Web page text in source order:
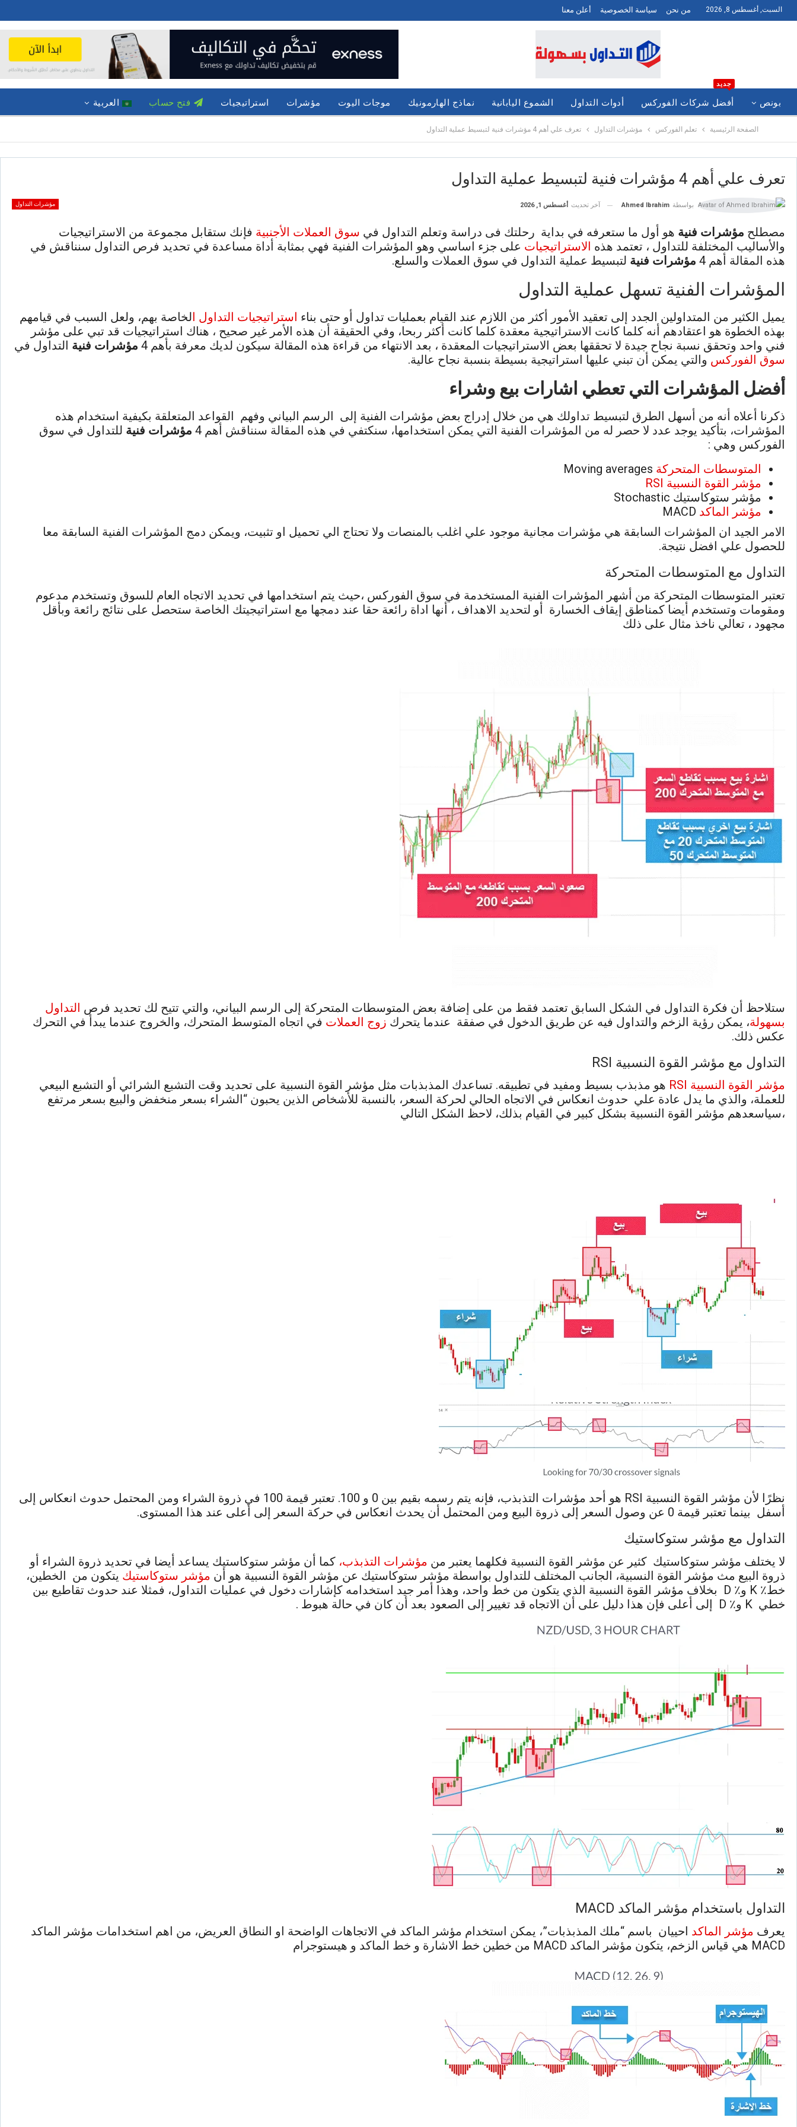
السبت, أغسطس 8, 2026 من نحن سياسة الخصوصية أعلن معنا
بونص أفضل شركات الفوركس
جديد
أدوات التداول الشموع اليابانية نماذج الهارمونيك موجات اليوت مؤشرات استراتيجيات فتح حساب العربية
الصفحة الرئيسية تعلم الفوركس مؤشرات التداول تعرف علي أهم 4 مؤشرات فنية لتبسيط عملية التداول
تعرف علي أهم 4 مؤشرات فنية لتبسيط عملية التداول
مؤشرات التداول بواسطة Ahmed Ibrahim آخر تحديث أغسطس 1, 2026
مصطلح مؤشرات فنية هو أول ما ستعرفه في بداية رحلتك فى دراسة وتعلم التداول في سوق العملات الأجنبية فإنك ستقابل مجموعة من الاستراتيجيات
والأساليب المختلفة للتداول ، تعتمد هذه الاستراتيجيات على جزء اساسي وهو المؤشرات الفنية فهي بمثابة أداة مساعدة في تحديد فرص التداول سنناقش في
هذه المقالة أهم 4
مؤشرات فنية لتبسيط عملية التداول في سوق العملات والسلع.
المؤشرات الفنية تسهل عملية التداول
يميل الكثير من المتداولين الجدد إلى تعقيد الأمور أكثر من اللازم عند القيام بعمليات تداول أو حتى بناء استراتيجيات التداول الخاصة بهم، ولعل السبب في قيامهم
بهذه الخطوة هو اعتقادهم أنه كلما كانت الاستراتيجية معقدة كلما كانت أكثر ربحا، وفي الحقيقة أن هذه الأمر غير صحيح ، هناك استراتيجيات قد تبي على مؤشر
فني واحد وتحقق نسبة نجاح جيدة لا تحققها بعض الاستراتيجيات المعقدة ، بعد الانتهاء من قراءة هذه المقالة سيكون لديك معرفة بأهم 4
مؤشرات فنية التداول في
سوق الفوركس والتي يمكن أن تبني عليها استراتيجية بسيطة بنسبة نجاح عالية.
أفضل المؤشرات التي تعطي اشارات بيع وشراء
ذكرنا أعلاه أنه من أسهل الطرق لتبسيط تداولك هي من خلال إدراج بعض مؤشرات الفنية إلى الرسم البياني وفهم القواعد المتعلقة بكيفية استخدام هذه
المؤشرات، بتأكيد يوجد عدد لا حصر له من المؤشرات الفنية التي يمكن استخدامها، سنكتفي في هذه المقالة سنناقش أهم 4
مؤشرات فنية للتداول في سوق
الفوركس وهي :
المتوسطات المتحركة
مؤشر القوة النسبية RSI
مؤشر ستوكاستيك Stochastic
مؤشر الماكد
الامر الجيد ان المؤشرات السابقة هي مؤشرات مجانية موجود علي اغلب بالمنصات ولا تحتاج الي تحميل او تثبيت، ويمكن دمج المؤشرات الفنية السابقة معا
للحصول علي افضل نتيجة.
التداول مع المتوسطات المتحركة
تعتبر المتوسطات المتحركة من أشهر المؤشرات الفنية المستخدمة في سوق الفوركس ،حيث يتم استخدامها في تحديد الاتجاه العام للسوق وتستخدم مدعوم
ومقومات وتستخدم أيضا كمناطق إيقاف الخسارة أو لتحديد الاهداف ، أنها اداة رائعة حقا عند دمجها مع استراتيجيتك الخاصة ستحصل على نتائج رائعة وبأقل
مجهود ، تعالي ناخذ مثال على ذلك
ستلاحظ أن فكرة التداول في الشكل السابق تعتمد فقط من على إضافة بعض المتوسطات المتحركة إلى الرسم البياني، والتي تتيح لك تحديد فرص التداول
بسهولة، يمكن رؤية الزخم والتداول فيه عن طريق الدخول في صفقة عندما يتحرك زوج العملات في اتجاه المتوسط ​​المتحرك، والخروج عندما يبدأ في التحرك
عكس ذلك.
التداول مع مؤشر القوة النسبية RSI
مؤشر القوة النسبية RSI
هو مذبذب بسيط ومفيد في تطبيقه. تساعدك المذبذبات مثل مؤشر القوة النسبية على تحديد وقت التشبع الشرائي أو التشبع البيعي
للعملة، والذي ما يدل عادة علي حدوث انعكاس في الاتجاه الحالي لحركة السعر، بالنسبة للأشخاص الذين يحبون “الشراء بسعر منخفض والبيع بسعر مرتفع
،سياسعدهم مؤشر القوة النسبية بشكل كبير في القيام بذلك، لاحظ الشكل التالي
نظرًا لأن مؤشر القوة النسبية RSI هو أحد مؤشرات التذبذب، فإنه يتم رسمه بقيم بين 0 و 100. تعتبر قيمة 100 في ذروة الشراء ومن المحتمل حدوث انعكاس إلى
أسفل بينما تعتبر قيمة 0 عن وصول السعر إلى ذروة البيع ومن المحتمل أن يحدث انعكاس في حركة السعر إلى أعلى عند هذا المستوى.
التداول مع مؤشر ستوكاستيك
لا يختلف مؤشر ستوكاستيك كثير عن مؤشر القوة النسبية فكلهما يعتبر من مؤشرات التذبذب، كما أن مؤشر ستوكاستيك يساعد أيضا في تحديد ذروة الشراء أو
ذروة البيع مث مؤشر القوة النسبية، الجانب المختلف للتداول بواسطة مؤشر ستوكاستيك عن مؤشر القوة النسبية هو أن مؤشر ستوكاستيك يتكون من الخطين،
خط٪ K و٪ D بخلاف مؤشر القوة النسبية الذي يتكون من خط واحد، وهذا أمر جيد استخدامه كإشارات دخول في عمليات التداول، فمثلا عند حدوث تقاطيع بين
خطي K و٪ D إلى أعلى فإن هذا دليل على أن الاتجاه قد تغيير إلى الصعود بعد أن كان في حالة هبوط .
التداول باستخدام مؤشر الماكد MACD
يعرف مؤشر الماكد احييان باسم “ملك المذبذبات”، يمكن استخدام مؤشر الماكد في الاتجاهات الواضحة او النطاق العريض، من اهم استخدامات مؤشر الماكد
MACD هي قياس الزخم، يتكون مؤشر الماكد MACD من خطين خط الاشارة و خط الماكد و هيستوجرام